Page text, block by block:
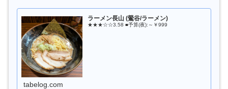
ラーメン長山 (鶯谷/ラーメン)
★★★☆☆3.58 ■予算(夜):～￥999
tabelog.com